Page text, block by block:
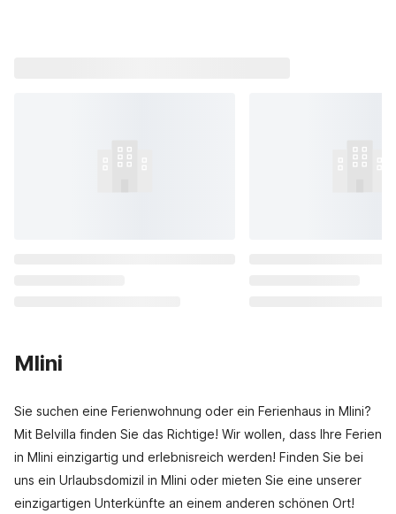
Mlini
Sie suchen eine Ferienwohnung oder ein Ferienhaus in Mlini?
Mit Belvilla finden Sie das Richtige! Wir wollen, dass Ihre Ferien
in Mlini einzigartig und erlebnisreich werden! Finden Sie bei
uns ein Urlaubsdomizil in Mlini oder mieten Sie eine unserer
einzigartigen Unterkünfte an einem anderen schönen Ort!